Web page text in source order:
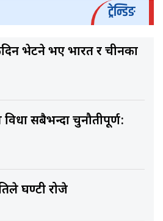
ट्रेन्डिङ
भेटने भए भारत र चीनका
सबैभन्दा चुनौतीपूर्ण:
घण्टी रोजे